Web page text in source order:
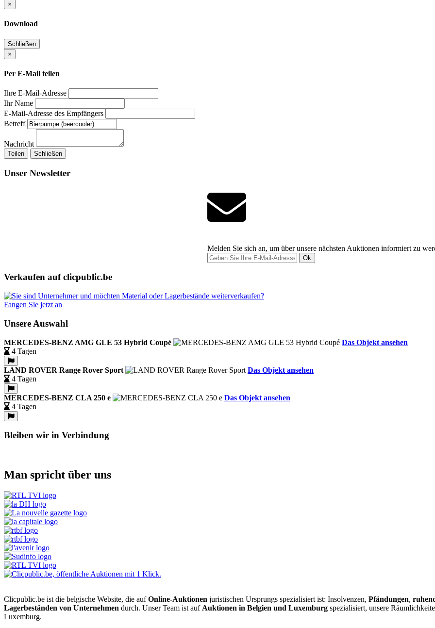
×
Download
Schließen
×
Per E-Mail teilen
Ihre E-Mail-Adresse
Ihr Name
E-Mail-Adresse des Empfängers
Betreff
Nachricht
Teilen Schließen
Unser Newsletter
Melden Sie sich an, um über unsere nächsten Auktionen informiert zu
Ok
Verkaufen auf clicpublic.be
Fangen Sie jetzt an
Unsere Auswahl
MERCEDES-BENZ AMG GLE 53 Hybrid Coupé
Das Objekt ansehen
4 Tagen
LAND ROVER Range Rover Sport
Das Objekt ansehen
4 Tagen
MERCEDES-BENZ CLA 250 e
Das Objekt ansehen
4 Tagen
Bleiben wir in Verbindung
Man spricht über uns
Clicpublic.be ist die belgische Website, die aufOnline-Auktionen juristischen Ursprungs spezialisiert ist: Insolvenzen, Pfändungen,
Lagerbeständen von Unternehmen durch. Unser Team ist auf Auktionen in Belgien und Luxemburg spezialisiert, unsere
Luxemburg.